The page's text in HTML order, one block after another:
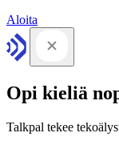
Aloita
Opi kieliä
Talkpal tekee